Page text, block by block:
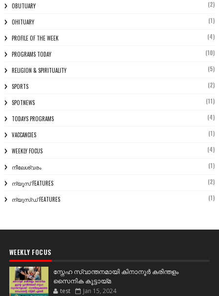
OBUTUARY (2)
OHITUARY (1)
PROFILE OF THE WEEK (4)
PROGRAMS TODAY (10)
RELIGION & SPIRITUALITY (5)
SPORTS (2)
SPOTNEWS (11)
TODAYS PROGRAMS (4)
VACCANCIES (1)
WEEKLY FOCUS (4)
നീലേശ്വരം (1)
ന്യൂസ് FEATURES (2)
ന്യൂസ്ഡ് FEATURES (1)
WEEKLY FOCUS
സ്നേഹ സ്വാന്തനമായി കിനാനൂർ കരിന്തളം
സൈനിക കൂട്ടായ്മ
test Jan 15, 2024